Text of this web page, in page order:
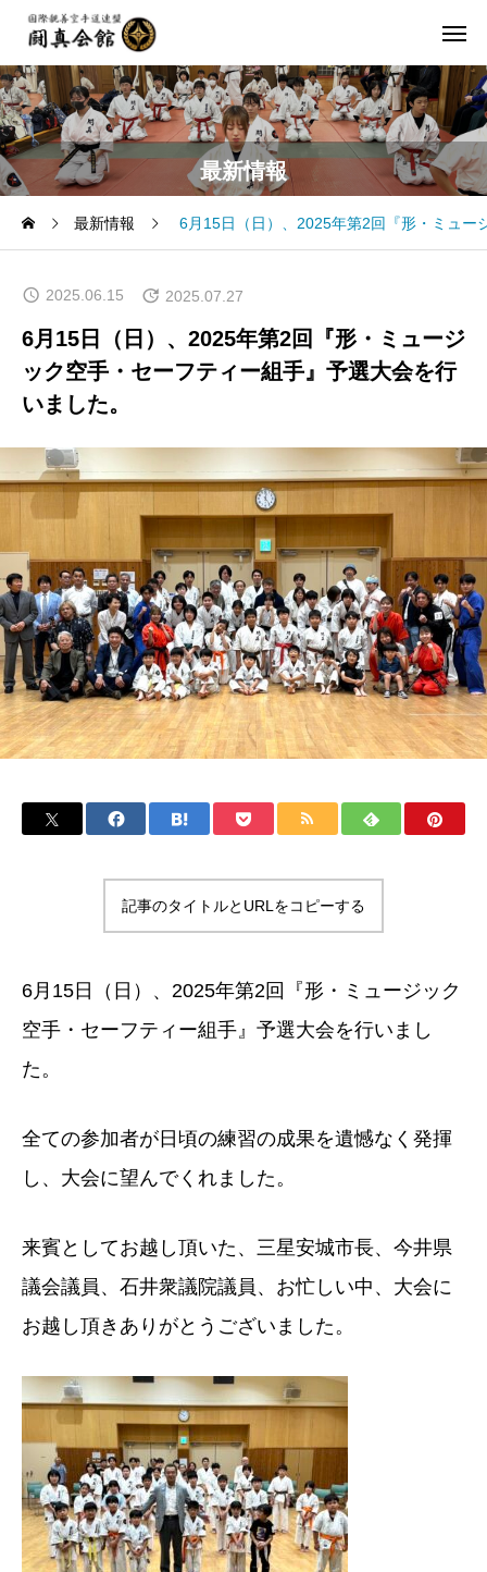
最新情報
最新情報 6月15日（日）、2025年第2回『形・ミュー
2025.06.15 2025.07.27
6月15日（日）、2025年第2回『形・ミュージ
ック空手・セーフティー組手』予選大会を行
いました。
記事のタイトルとURLをコピーする
6月15日（日）、2025年第2回『形・ミュージック
空手・セーフティー組手』予選大会を行いまし
た。
全ての参加者が日頃の練習の成果を遺憾なく発揮
し、大会に望んでくれました。
来賓としてお越し頂いた、三星安城市長、今井県
議会議員、石井衆議院議員、お忙しい中、大会に
お越し頂きありがとうございました。